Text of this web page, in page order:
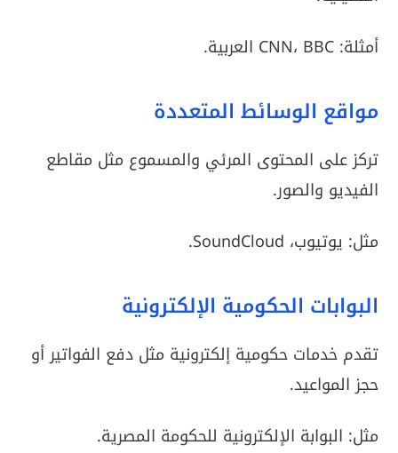
أمثلة: CNN، BBC العربية.
مواقع الوسائط المتعددة
تركز على المحتوى المرئي والمسموع مثل مقاطع
الفيديو والصور.
مثل: يوتيوب، SoundCloud.
البوابات الحكومية الإلكترونية
تقدم خدمات حكومية إلكترونية مثل دفع الفواتير أو
حجز المواعيد.
مثل: البوابة الإلكترونية للحكومة المصرية.